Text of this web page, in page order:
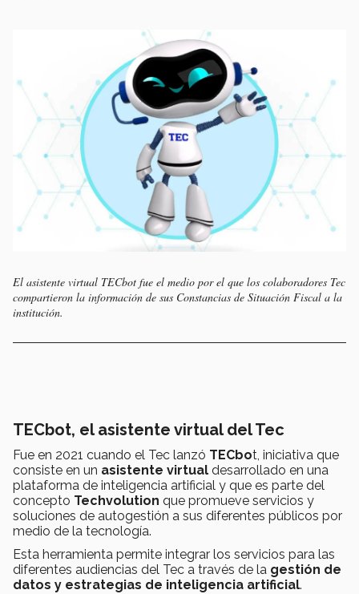
El asistente virtual TECbot fue el medio por el que los colaboradores Tec
compartieron la información de sus Constancias de Situación Fiscal a la
institución.
TECbot, el asistente virtual del Tec
Fue en 2021 cuando el Tec lanzó TECbot, iniciativa que
consiste en un asistente virtual desarrollado en una
plataforma de inteligencia artificial y que es parte del
concepto Techvolution que promueve servicios y
soluciones de autogestión a sus diferentes públicos por
medio de la tecnología.
Esta herramienta permite integrar los servicios para las
diferentes audiencias del Tec a través de la gestión de
datos y estrategias de inteligencia artificial.